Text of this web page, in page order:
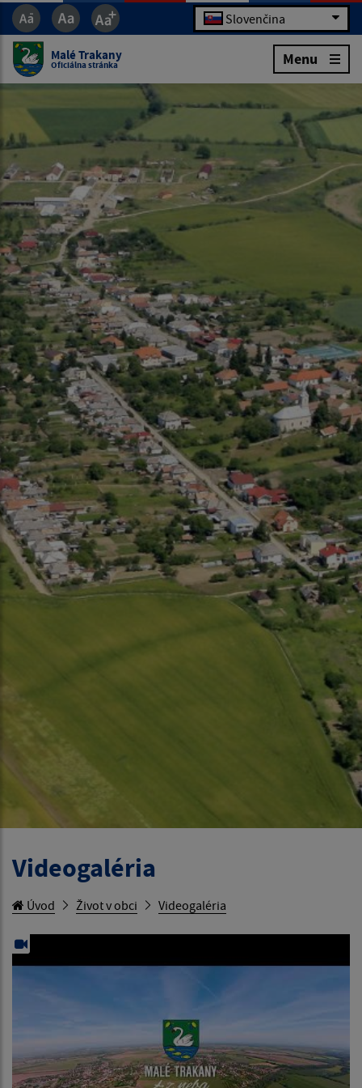
Slovenčina
Malé Trakany
Oficiálna stránka Menu
Videogaléria
Úvod Život v obci Videogaléria